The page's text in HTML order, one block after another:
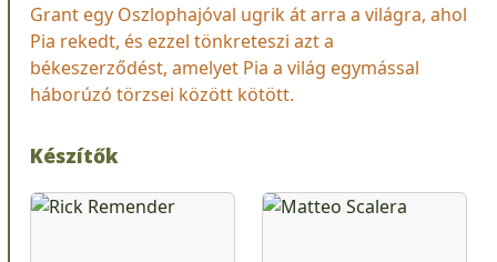
Grant egy Oszlophajóval ugrik át arra a világra, ahol
Pia rekedt, és ezzel tönkreteszi azt a
békeszerződést, amelyet Pia a világ egymással
háborúzó törzsei között kötött.
Készítők